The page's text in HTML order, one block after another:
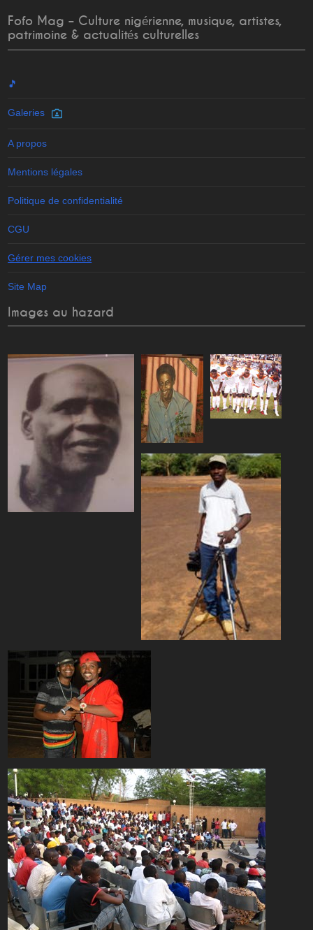
Fofo Mag – Culture nigérienne, musique, artistes,
patrimoine & actualités culturelles
🎵
Galeries
A propos
Mentions légales
Politique de confidentialité
CGU
Gérer mes cookies
Site Map
Images au hazard